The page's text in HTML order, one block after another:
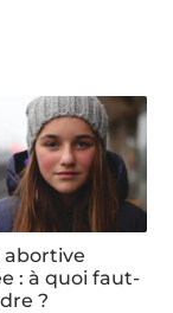
abortive
: à quoi faut-
?